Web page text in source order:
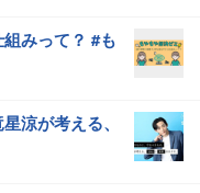
みって？ #も
涼が考える、